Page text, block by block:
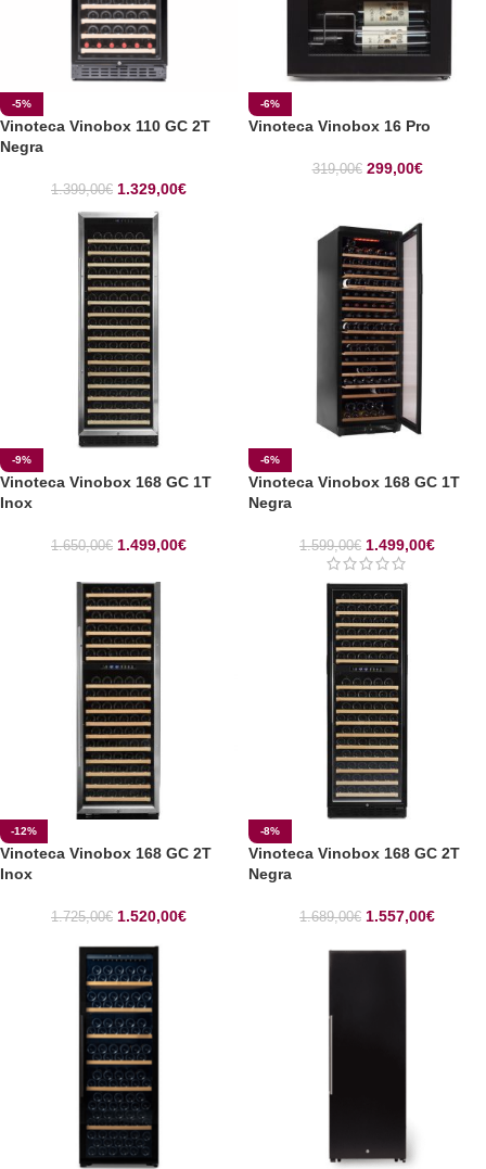
-5%
Vinoteca Vinobox 110 GC 2T
Negra
1.399,00€ 1.329,00€
-6%
Vinoteca Vinobox 16 Pro
319,00€ 299,00€
-9%
Vinoteca Vinobox 168 GC 1T
Inox
1.650,00€ 1.499,00€
-6%
Vinoteca Vinobox 168 GC 1T
Negra
1.599,00€ 1.499,00€
-12%
Vinoteca Vinobox 168 GC 2T
Inox
1.725,00€ 1.520,00€
-8%
Vinoteca Vinobox 168 GC 2T
Negra
1.689,00€ 1.557,00€